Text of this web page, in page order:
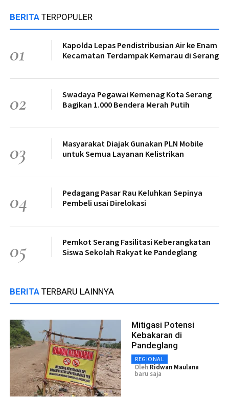
BERITA TERPOPULER
01
Kapolda Lepas Pendistribusian Air ke Enam
Kecamatan Terdampak Kemarau di Serang
02
Swadaya Pegawai Kemenag Kota Serang
Bagikan 1.000 Bendera Merah Putih
03
Masyarakat Diajak Gunakan PLN Mobile
untuk Semua Layanan Kelistrikan
04
Pedagang Pasar Rau Keluhkan Sepinya
Pembeli usai Direlokasi
05
Pemkot Serang Fasilitasi Keberangkatan
Siswa Sekolah Rakyat ke Pandeglang
BERITA TERBARU LAINNYA
Mitigasi Potensi
Kebakaran di
Pandeglang
REGIONAL
Oleh Ridwan Maulana
baru saja